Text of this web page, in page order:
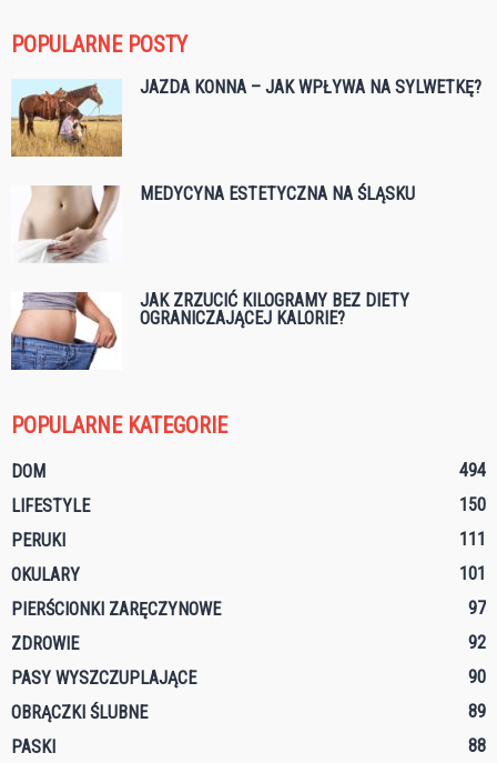
POPULARNE POSTY
JAZDA KONNA – JAK WPŁYWA NA SYLWETKĘ?
MEDYCYNA ESTETYCZNA NA ŚLĄSKU
JAK ZRZUCIĆ KILOGRAMY BEZ DIETY
OGRANICZAJĄCEJ KALORIE?
POPULARNE KATEGORIE
DOM
494
LIFESTYLE
150
PERUKI
111
OKULARY
101
PIERŚCIONKI ZARĘCZYNOWE
97
ZDROWIE
92
PASY WYSZCZUPLAJĄCE
90
OBRĄCZKI ŚLUBNE
89
PASKI
88